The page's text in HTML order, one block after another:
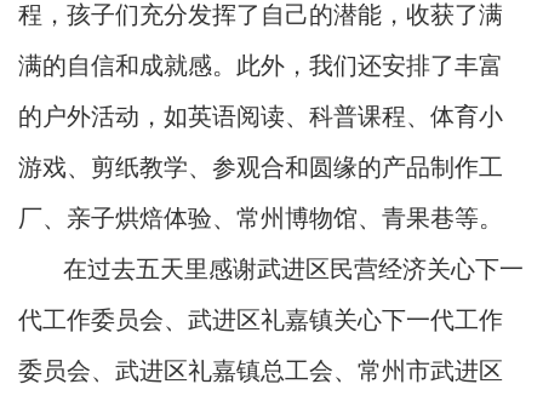
程，孩子们充分发挥了自己的潜能，收获了满
满的自信和成就感。此外，我们还安排了丰富
的户外活动，如英语阅读、科普课程、体育小
游戏、剪纸教学、参观合和圆缘的产品制作工
厂、亲子烘焙体验、常州博物馆、青果巷等。
在过去五天里感谢武进区民营经济关心下一
代工作委员会、武进区礼嘉镇关心下一代工作
委员会、武进区礼嘉镇总工会、常州市武进区